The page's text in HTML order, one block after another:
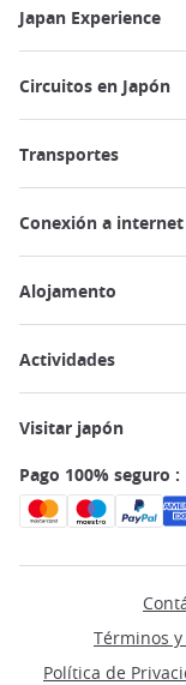
Japan Experience
Circuitos en Japón
Transportes
Conexión a internet
Alojamento
Actividades
Visitar japón
Pago 100% seguro :
Términos
Política de